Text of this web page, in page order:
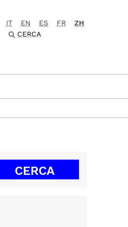
IT EN ES FR
ZH
CERCA